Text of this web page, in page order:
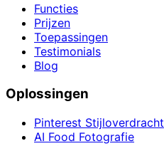
Functies
Prijzen
Toepassingen
Testimonials
Blog
Oplossingen
Pinterest Stijloverdracht
AI Food Fotografie